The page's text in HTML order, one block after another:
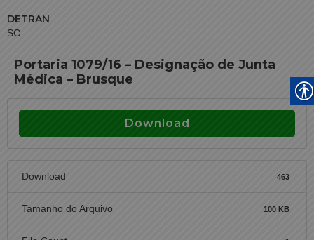
DETRAN
SC
Portaria 1079/16 – Designação de Junta
Médica – Brusque
Download
Download 463
Tamanho do Arquivo 100 KB